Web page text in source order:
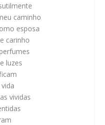
caminho
esposa
carinho
luzes
vividas